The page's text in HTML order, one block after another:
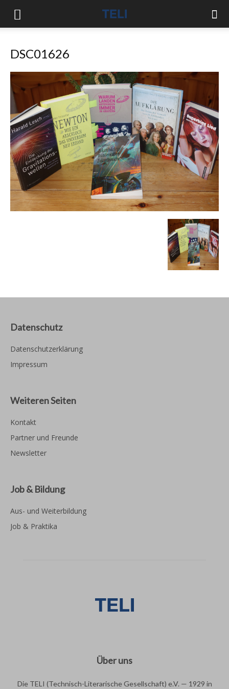
DSC01626
Datenschutz
Datenschutzerklärung
Impressum
Weiteren Seiten
Kontakt
Partner und Freunde
Newsletter
Job & Bildung
Aus- und Weiterbildung
Job & Praktika
Über uns
Die TELI (Technisch-Literarische Gesellschaft) e.V. — 1929 in